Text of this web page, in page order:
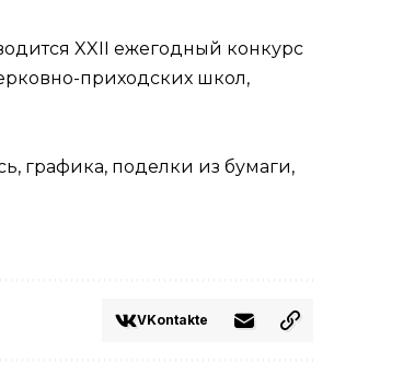
XXII ежегодный конкурс
приходских школ,
графика, поделки из бумаги,
VKontakte